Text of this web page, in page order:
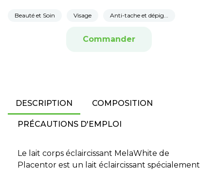
Beauté et Soin Visage Anti-tache et dépig...
Commander
DESCRIPTION COMPOSITION
PRÉCAUTIONS D'EMPLOI
Le lait corps éclaircissant MelaWhite de
Placentor est un lait éclaircissant spécialement